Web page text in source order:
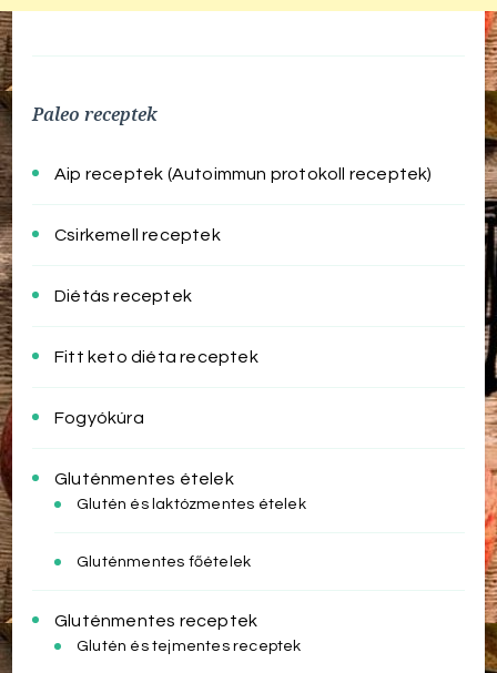
Paleo receptek
Aip receptek (Autoimmun protokoll receptek)
Csirkemell receptek
Diétás receptek
Fitt keto diéta receptek
Fogyókúra
Gluténmentes ételek
Glutén és laktózmentes ételek
Gluténmentes főételek
Gluténmentes receptek
Glutén és tejmentes receptek